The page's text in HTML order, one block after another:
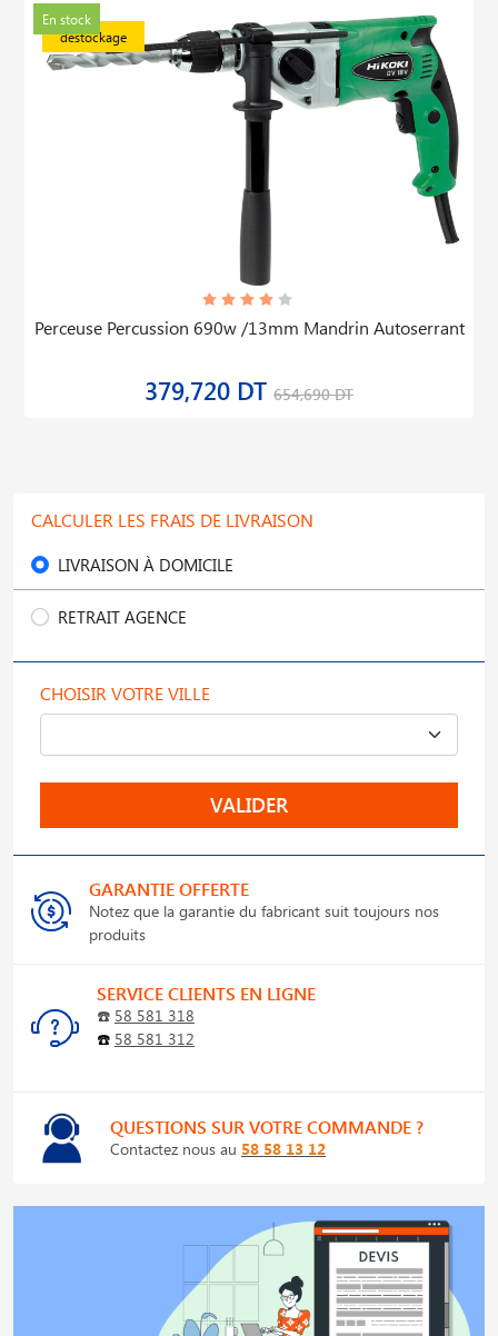
En stock
déstockage
Perceuse Percussion 690w /13mm Mandrin Autoserrant
379,720 DT 654,690 DT
CALCULER LES FRAIS DE LIVRAISON
LIVRAISON À DOMICILE
RETRAIT AGENCE
CHOISIR VOTRE VILLE
VALIDER
GARANTIE OFFERTE
Notez que la garantie du fabricant suit toujours nos
produits
SERVICE CLIENTS EN LIGNE
☎️ 58 581 318
☎️ 58 581 312
QUESTIONS SUR VOTRE COMMANDE ?
Contactez nous au 58 58 13 12